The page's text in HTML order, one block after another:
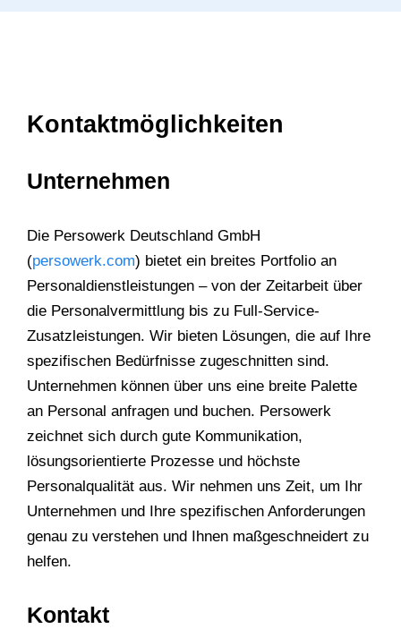
Kontaktmöglichkeiten
Unternehmen
Die Persowerk Deutschland GmbH
(persowerk.com) bietet ein breites Portfolio an
Personaldienstleistungen – von der Zeitarbeit über
die Personalvermittlung bis zu Full-Service-
Zusatzleistungen. Wir bieten Lösungen, die auf Ihre
spezifischen Bedürfnisse zugeschnitten sind.
Unternehmen können über uns eine breite Palette
an Personal anfragen und buchen. Persowerk
zeichnet sich durch gute Kommunikation,
lösungsorientierte Prozesse und höchste
Personalqualität aus. Wir nehmen uns Zeit, um Ihr
Unternehmen und Ihre spezifischen Anforderungen
genau zu verstehen und Ihnen maßgeschneidert zu
helfen.
Kontakt